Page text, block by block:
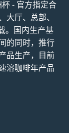
- 官方指定合
大厅、总部、
。国内生产基
的同时，推行
品生产，目前
溶咖啡年产品